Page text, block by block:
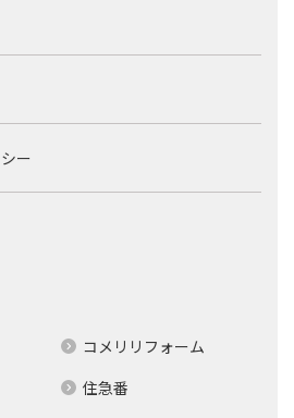
ー
コメリリフォーム
住急番